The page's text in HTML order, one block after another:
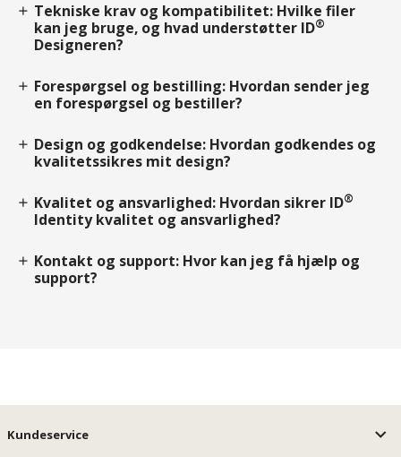
add Tekniske krav og kompatibilitet: Hvilke filer
kan jeg bruge, og hvad understøtter ID®
Designeren?
add Forespørgsel og bestilling: Hvordan sender jeg
en forespørgsel og bestiller?
add Design og godkendelse: Hvordan godkendes og
kvalitetssikres mit design?
add Kvalitet og ansvarlighed: Hvordan sikrer ID®
Identity kvalitet og ansvarlighed?
add Kontakt og support: Hvor kan jeg få hjælp og
support?
Kundeservice